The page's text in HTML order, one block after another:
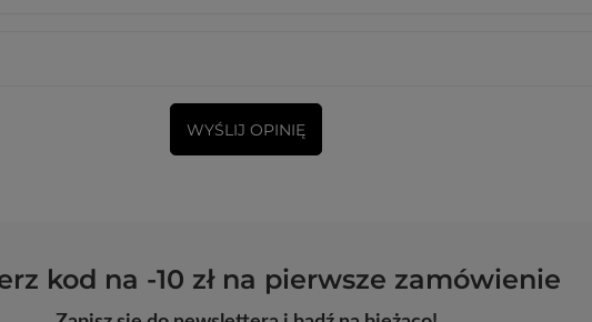
WYŚLIJ OPINIĘ
kod na -10 zł na pierwsze zamówienie